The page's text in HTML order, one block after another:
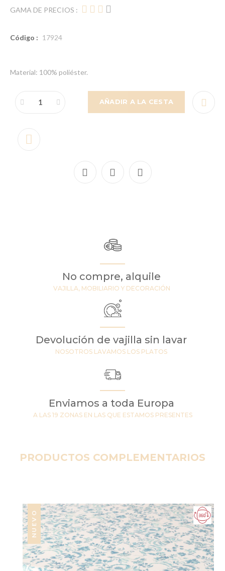
GAMA DE PRECIOS :
Código : 17924
Material: 100% poliéster.
AÑADIR A LA CESTA
No compre, alquile
VAJILLA, MOBILIARIO Y DECORACIÓN
Devolución de vajilla sin lavar
NOSOTROS LAVAMOS LOS PLATOS
Enviamos a toda Europa
A LAS 19 ZONAS EN LAS QUE ESTAMOS PRESENTES
PRODUCTOS COMPLEMENTARIOS
NUEVO